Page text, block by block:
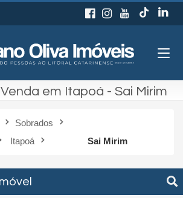
em Itapoá - Sai Mirim
Sobrados
Itapoá Sai Mirim